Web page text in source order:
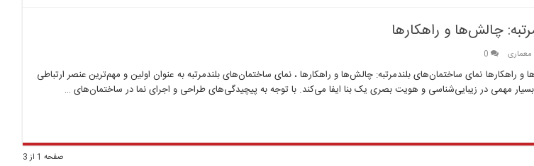
چالش‌ها و راهکارها
معماری 0
راهکارها نمای ساختمان‌های بلندمرتبه: چالش‌ها و راهکارها ، نمای ساختمان‌های بلندمرتبه به عنوان اولین و مهم‌ترین عنصر ارتباطی
مهمی در زیبایی‌شناسی و هویت بصری یک بنا ایفا می‌کند. با توجه به پیچیدگی‌های طراحی و اجرای نما در ساختمان‌های …
صفحه 1 از 3